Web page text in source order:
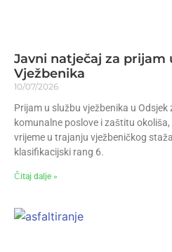
Javni natječaj za prijam
Vježbenika
10/07/2026
Prijam u službu vježbenika u
komunalne poslove i zaštitu
vrijeme u trajanju vježbeničkog
klasifikacijski rang 6.
Čitaj dalje »